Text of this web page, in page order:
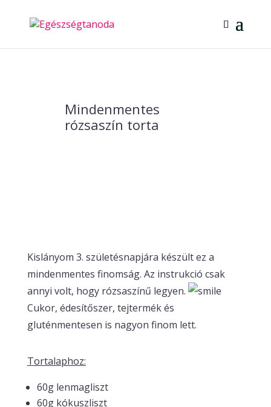
Mindenmentes
rózsaszín torta
Kislányom 3. születésnapjára készült ez a
mindenmentes finomság. Az instrukció csak
annyi volt, hogy rózsaszínű legyen.
Cukor, édesítőszer, tejtermék és
gluténmentesen is nagyon finom lett.
Tortalaphoz:
60g lenmagliszt
60g kókuszliszt